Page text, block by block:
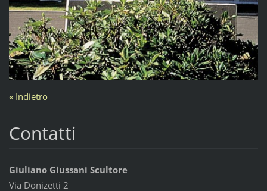
« Indietro
Contatti
Giuliano Giussani Scultore
Via Donizetti 2